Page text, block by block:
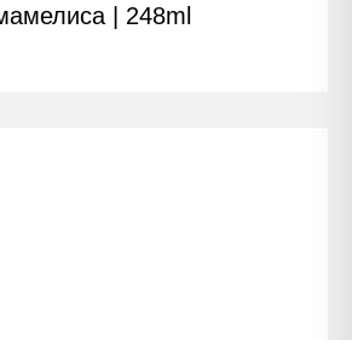
| 248ml